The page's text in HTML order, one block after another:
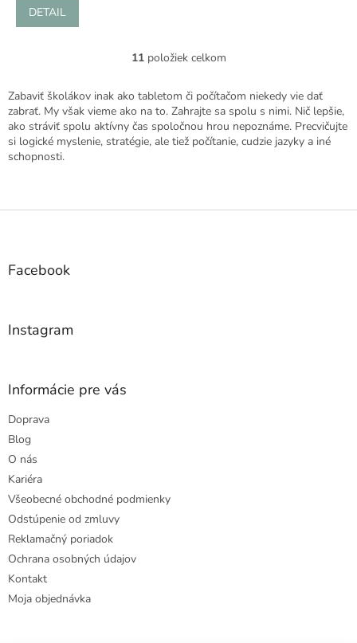
DETAIL
O
l
á
d
a
r
11položiek celkom
Zabaviť školákov inak ako tabletom či počítačom niekedy vie dať
zabrať. My však vieme ako na to. Zahrajte sa spolu s nimi. Nič lepšie,
ako stráviť spolu aktívny čas spoločnou hrou nepoznáme. Precvičujte
si logické myslenie, stratégie, ale tiež počítanie, cudzie jazyky a iné
schopnosti.
Z
Facebook
Instagram
Informácie pre vás
Doprava
Blog
O nás
Kariéra
Všeobecné obchodné podmienky
Odstúpenie od zmluvy
Reklamačný poriadok
Ochrana osobných údajov
Kontakt
Moja objednávka